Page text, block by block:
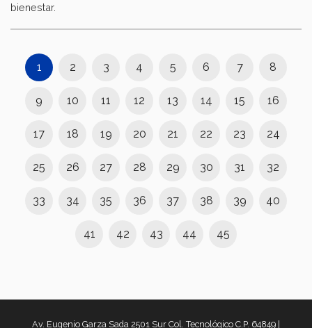
bienestar.
1 2 3 4 5 6 7 8
9 10 11 12 13 14 15 16
17 18 19 20 21 22 23 24
25 26 27 28 29 30 31 32
33 34 35 36 37 38 39 40
41 42 43 44 45
Av. Eugenio Garza Sada 2501 Sur Col. Tecnológico C.P. 64849 |